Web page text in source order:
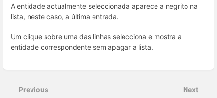
A entidade actualmente seleccionada aparece a negrito na
lista, neste caso, a última entrada.
Um clique sobre uma das linhas selecciona e mostra a
entidade correspondente sem apagar a lista.
mode
Previous Next